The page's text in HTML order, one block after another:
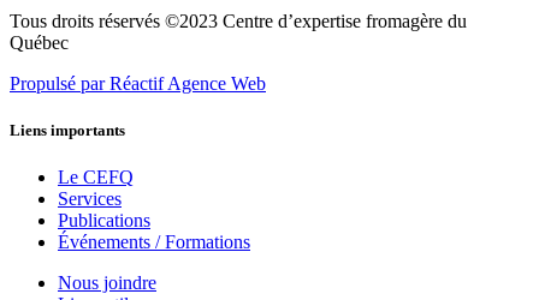
Tous droits réservés ©2023 Centre d’expertise fromagère du
Québec
Propulsé par Réactif Agence Web
Liens importants
Le CEFQ
Services
Publications
Événements / Formations
Nous joindre